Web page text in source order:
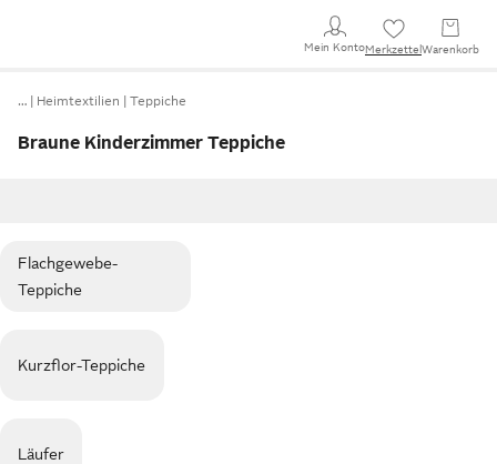
Mein KontoMerkzettel Warenkorb
… Heimtextilien Teppiche
Braune Kinderzimmer Teppiche
Flachgewebe-
Teppiche
Kurzflor-Teppiche
Läufer